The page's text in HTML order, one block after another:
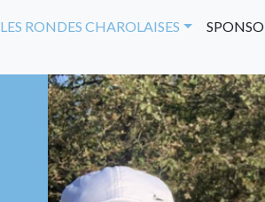
LES RONDES CHAROLAISES